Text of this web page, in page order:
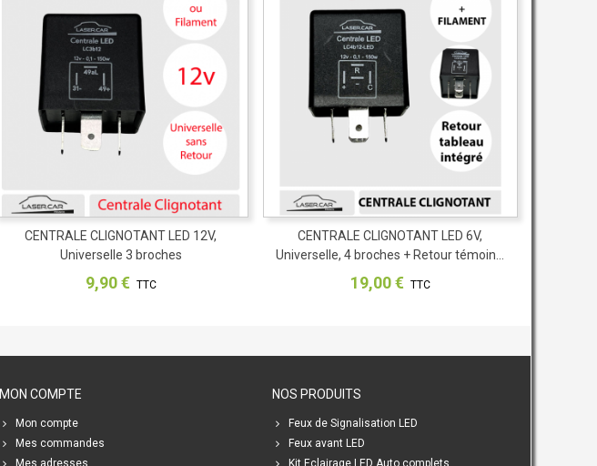
Partager
CENTRALE CLIGNOTANT LED 12V,
Universelle 3 broches
9,90 € TTC
Partager
CENTRALE CLIGNOTANT LED 6V,
Universelle, 4 broches + Retour témoin...
19,00 € TTC
MON COMPTE
Mon compte
Mes commandes
Mes adresses
NOS PRODUITS
Feux de Signalisation LED
Feux avant LED
Kit Eclairage LED Auto complets